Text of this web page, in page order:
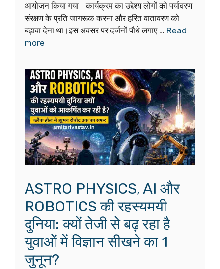
आयोजन किया गया। कार्यक्रम का उद्देश्य लोगों को पर्यावरण
संरक्षण के प्रति जागरूक करना और हरित वातावरण को
बढ़ावा देना था।इस अवसर पर दर्जनों पौधे लगाए … Read
more
ASTRO PHYSICS, AI और
ROBOTICS की रहस्यमयी
दुनिया: क्यों तेजी से बढ़ रहा है
युवाओं में विज्ञान सीखने का 1
जुनून?